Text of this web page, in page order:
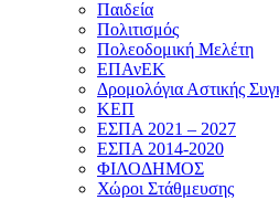
Παιδεία
Πολιτισμός
Πολεοδομική Μελέτη
ΕΠΑνΕΚ
Δρομολόγια Αστικής
ΚΕΠ
ΕΣΠΑ 2021 – 2027
ΕΣΠΑ 2014-2020
ΦΙΛΟΔΗΜΟΣ
Χώροι Στάθμευσης